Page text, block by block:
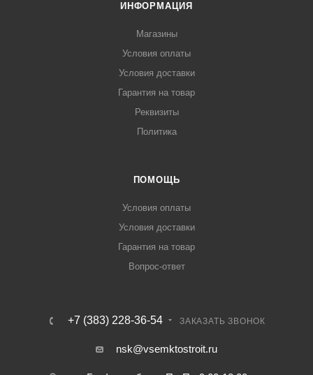
ИНФОРМАЦИЯ
Магазины
Условия оплаты
Условия доставки
Гарантия на товар
Реквизиты
Политика
ПОМОЩЬ
Условия оплаты
Условия доставки
Гарантия на товар
Вопрос-ответ
+7 (383) 228-36-54 ЗАКАЗАТЬ ЗВОНОК
nsk@vsemktostroit.ru